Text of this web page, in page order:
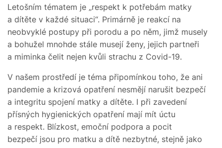
Letošním tématem je „respekt k potřebám matky
a dítěte v každé situaci“. Primárně je reakcí na
neobvyklé postupy při porodu a po něm, jimž musely
a bohužel mnohde stále musejí ženy, jejich partneři
a miminka čelit nejen kvůli strachu z Covid-19.
V našem prostředí je téma připomínkou toho, že ani
pandemie a krizová opatření nesmějí narušit bezpečí
a integritu spojení matky a dítěte. I při zavedení
přísných hygienických opatření mají mít úctu
a respekt. Blízkost, emoční podpora a pocit
bezpečí jsou pro matku a dítě nezbytné, stejně jako